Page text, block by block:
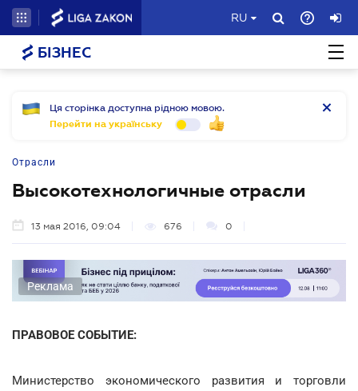
RU
БІЗНЕС
Ця сторінка доступна рідною мовою.
Перейти на українську
Отрасли
Высокотехнологичные отрасли
13 мая 2016, 09:04 676 0
Реклама
ПРАВОВОЕ СОБЫТИЕ:
Министерство экономического развития и торговли